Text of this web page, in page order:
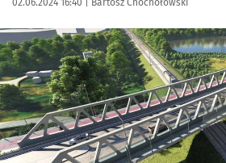
02.06.2024 16:40 | Bartosz Chochołowski
Kliknij, aby powiększyć